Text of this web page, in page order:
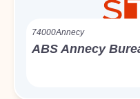
74000Annecy
ABS Annecy